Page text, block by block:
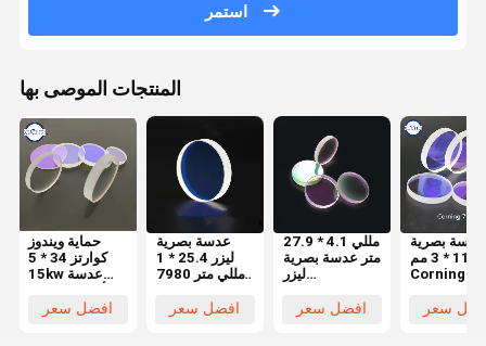
استمر
المنتجات الموصى بها
حماية ويندوز
كوارتز 34 * 5
15kw عدسة
لآلة Precitec
Lasermech
افضل سعر
عدسة بصرية
ليزر 25.4 * 1
مللي متر 7980
1064nmAR
لآلة الليزر عالية
افضل سعر
27.9 * 4.1 مللي
متر عدسة بصرية
ليزر
مستورد كوارتز
مصهور سيليكا
افضل سعر
عدسة بصرية
ليزر 113 * 3 مم
Corning
لآلة الليزر
8000W-
سعر